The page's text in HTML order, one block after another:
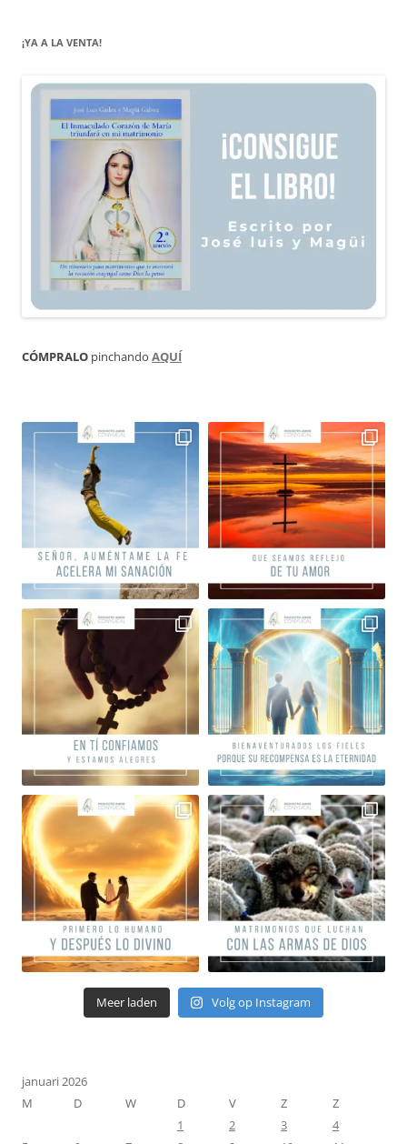
¡YA A LA VENTA!
CÓMPRALO pinchando AQUÍ
Meer laden Volg op Instagram
januari 2026
M
D W D V Z
Z
1
2 3
4